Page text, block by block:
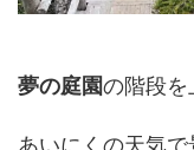
夢の庭園の階段を
あいにくの天気